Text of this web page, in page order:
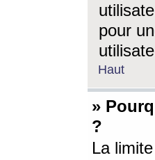
pour
Haut
»
?
La